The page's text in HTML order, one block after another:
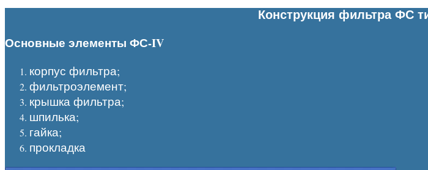
Конструкция фильтра ФС
Основные элементы ФС-IV
корпус фильтра;
фильтроэлемент;
крышка фильтра;
шпилька;
гайка;
прокладка